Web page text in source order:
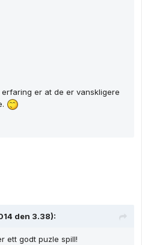
er at de er vanskligere
den 3.38):
ett godt puzle spill!